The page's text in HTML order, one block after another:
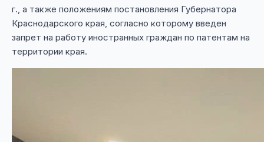
г., а также положениям постановления Губернатора
Краснодарского края, согласно которому введен
запрет на работу иностранных граждан по патентам на
территории края.